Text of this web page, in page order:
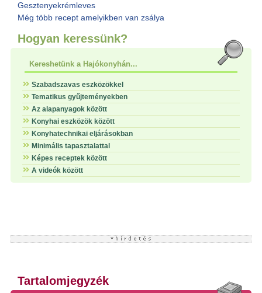
Gesztenyekrémleves
Még több recept amelyikben van zsálya
Hogyan keressünk?
Kereshetünk a Hajókonyhán...
Szabadszavas eszközökkel
Tematikus gyűjteményekben
Az alapanyagok között
Konyhai eszközök között
Konyhatechnikai eljárásokban
Minimális tapasztalattal
Képes receptek között
A videók között
Tartalomjegyzék